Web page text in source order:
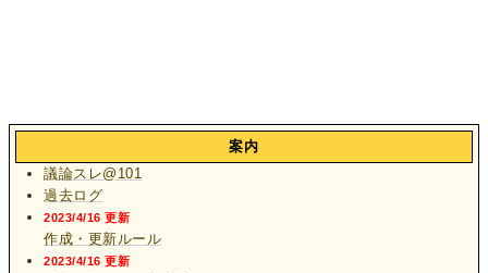
案内
議論スレ@101
過去ログ
2023/4/16 更新
作成・更新ルール
2023/4/16 更新